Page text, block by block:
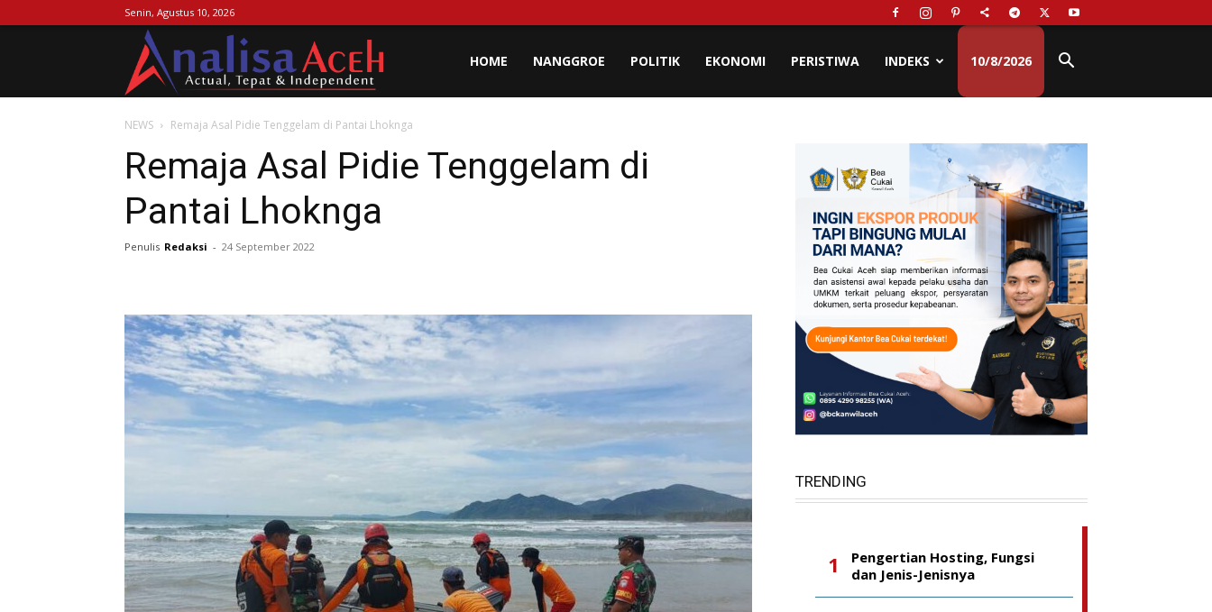
Senin, Agustus 10, 2026
Aceh
HOME NANGGROE POLITIK EKONOMI PERISTIWA INDEKS 10/8/2026
NEWS Remaja Asal Pidie Tenggelam di Pantai Lhoknga
Remaja Asal Pidie Tenggelam di
Pantai Lhoknga
Penulis Redaksi - 24 September 2022
TRENDING
Pengertian Hosting, Fungsi
dan Jenis-Jenisnya